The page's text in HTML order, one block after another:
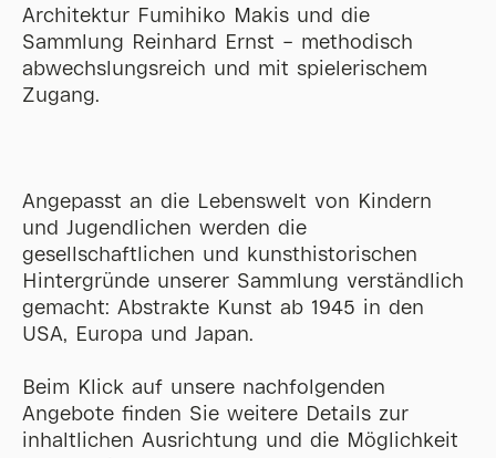
Architektur Fumihiko Makis und die
Sammlung Reinhard Ernst – methodisch
abwechslungsreich und mit spielerischem
Zugang.
Angepasst an die Lebenswelt von Kindern
und Jugendlichen werden die
gesellschaftlichen und kunsthistorischen
Hintergründe unserer Sammlung verständlich
gemacht: Abstrakte Kunst ab 1945 in den
USA, Europa und Japan.
Beim Klick auf unsere nachfolgenden
Angebote finden Sie weitere Details zur
inhaltlichen Ausrichtung und die Möglichkeit